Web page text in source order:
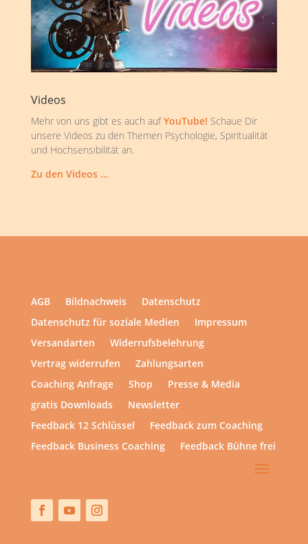
Videos
Mehr von uns gibt es auch aufYouTube! Schaue Dir
unsere Videos zu den Themen Psychologie, Spiritualität
und Hochsensibilität an.
Zu den Videos …
AGB Bildnachweis
Datenschutz
Datenschutz für soziale Medien
Impressum
Versandarten
Widerrufsbelehrung
Vertrag widerrufen
Zahlungsarten
Coaching Anfrage
Shop
Presse & Media
gratis Downloads
Newsletter
Feedback 12 Schlüssel
Feedback zum Coaching
Feedback Business Coaching
Feedback Bühne frei